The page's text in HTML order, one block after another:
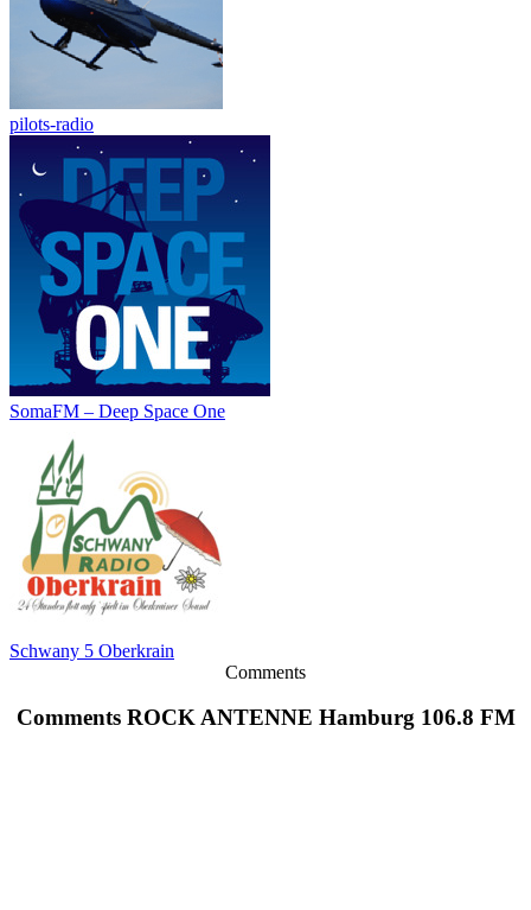
pilots-radio
SomaFM – Deep Space One
Schwany 5 Oberkrain
Comments
Comments ROCK ANTENNE Hamburg 106.8 FM